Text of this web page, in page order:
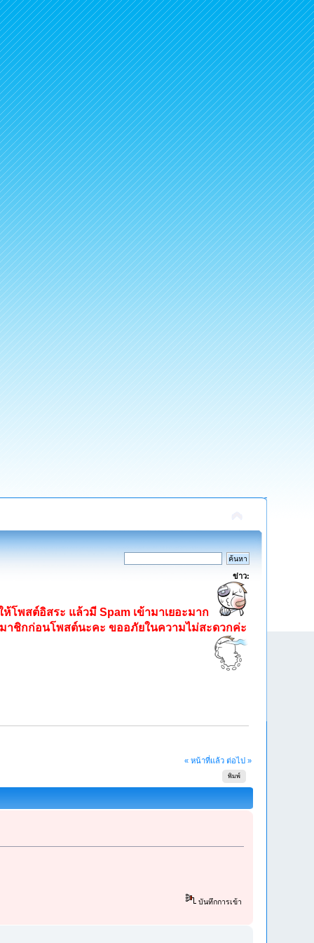
ข่าว:
ห้โพสต์อิสระ แล้วมี Spam เข้ามาเยอะมาก
าชิกก่อนโพสต์นะคะ ขออภัยในความไม่สะดวกค่ะ
« หน้าที่แล้ว ต่อไป »
พิมพ์
บันทึกการเข้า